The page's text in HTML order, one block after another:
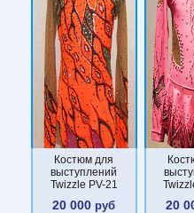
Костюм для
выступлений
Twizzle PV-21
20 000 руб
20